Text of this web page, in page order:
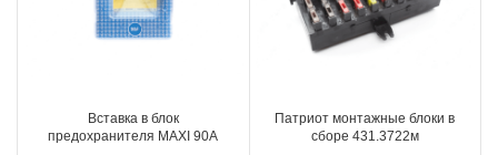
Вставка в блок
предохранителя MAXI 90А
Патриот монтажные блоки в
сборе 431.3722м